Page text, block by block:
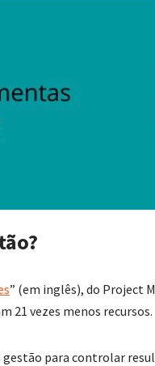
” (em inglês), do Project
21 vezes menos recursos.
gestão para controlar